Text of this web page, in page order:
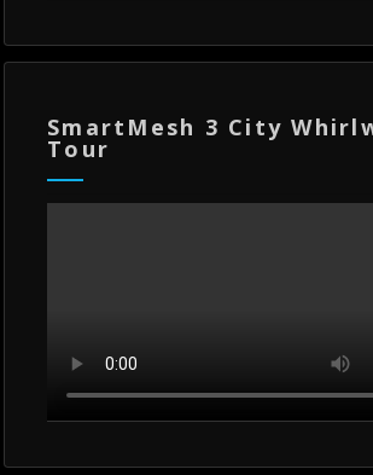
SmartMesh 3 City
Tour